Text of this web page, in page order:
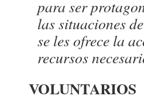
para ser
las situaciones
se les ofrece la
recursos